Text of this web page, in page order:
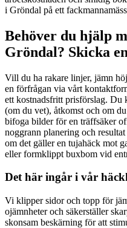
i Gröndal på ett
Behöver du hjälp
Gröndal? Skicka
Vill du ha rakare linjer, jämn
en förfrågan via vårt
ett kostnadsfritt prisförslag. Du
(om du vet), åtkomst och om
bifoga bilder för en träffsäker
noggrann planering och
om det gäller en tujahäck mot
eller formklippt buxbom vid
Det här ingår i vår
Vi klipper sidor och topp för
ojämnheter och säkerställer
skonsam beskärning för att